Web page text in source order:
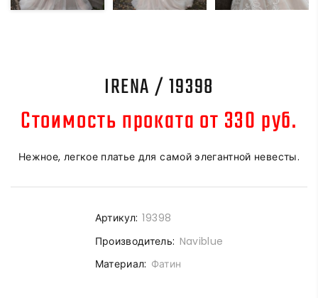
IRENA / 19398
Стоимость проката от 330 руб.
Нежное, легкое платье для самой элегантной невесты.
Артикул: 19398
Производитель: Naviblue
Материал: Фатин